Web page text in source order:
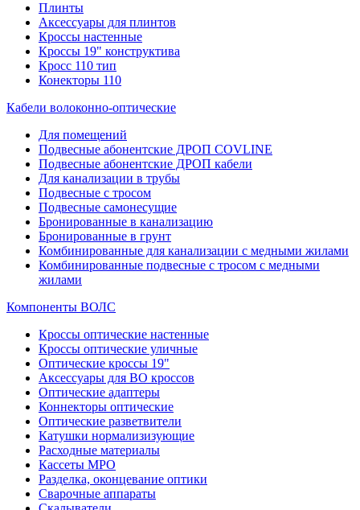
Плинты
Аксессуары для плинтов
Кроссы настенные
Кроссы 19" конструктива
Кросс 110 тип
Конекторы 110
Кабели волоконно-оптические
Для помещений
Подвесные абонентские ДРОП COVLINE
Подвесные абонентские ДРОП кабели
Для канализации в трубы
Подвесные с тросом
Подвесные самонесущие
Бронированные в канализацию
Бронированные в грунт
Комбинированные для канализации с медными жилами
Комбинированные подвесные с тросом с медными
жилами
Компоненты ВОЛС
Кроссы оптические настенные
Кроссы оптические уличные
Оптические кроссы 19"
Аксессуары для ВО кроссов
Оптические адаптеры
Коннекторы оптические
Оптические разветвители
Катушки нормализизующие
Расходные материалы
Кассеты MPO
Разделка, оконцевание оптики
Сварочные аппараты